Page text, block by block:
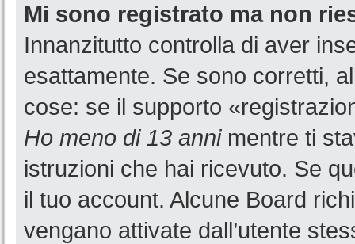
Mi sono registrato ma non
Innanzitutto controlla di aver
esattamente. Se sono corretti,
cose: se il supporto
Ho meno di 13 annimentre ti
istruzioni che hai ricevuto. Se
il tuo account. Alcune Board
vengano attivate dall’utente